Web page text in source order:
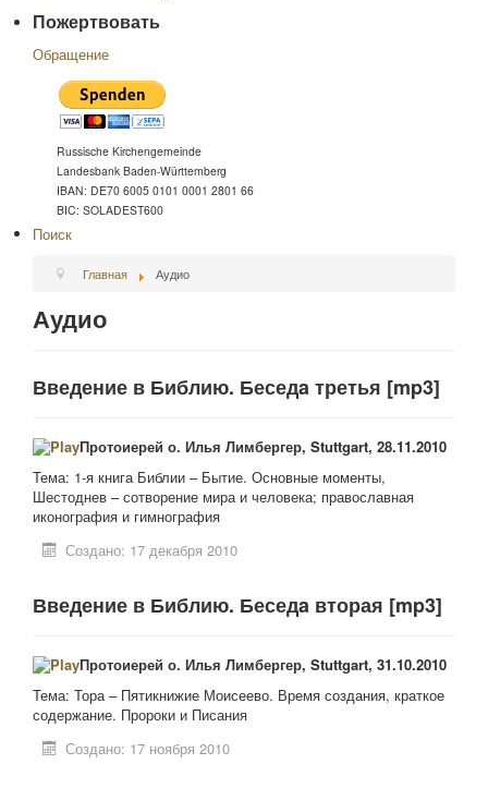
Пожертвовать
Обращение
Russische Kirchengemeinde
Landesbank Baden-Württemberg
IBAN: DE70 6005 0101 0001 2801 66
BIC: SOLADEST600
Поиск
Главная Аудио
Аудио
Введение в Библию. Беседa третья [mp3]
Протоиерей о. Илья Лимбергер, Stuttgart, 28.11.2010
Тема: 1-я книга Библии – Бытие. Основные моменты,
Шестоднев – сотворение мира и человека; православная
иконография и гимнография
Создано: 17 декабря 2010
Введение в Библию. Беседa вторая [mp3]
Протоиерей о. Илья Лимбергер, Stuttgart, 31.10.2010
Тема: Тора – Пятикнижие Моисеево. Время создания, краткое
содержание. Пророки и Писания
Создано: 17 ноября 2010